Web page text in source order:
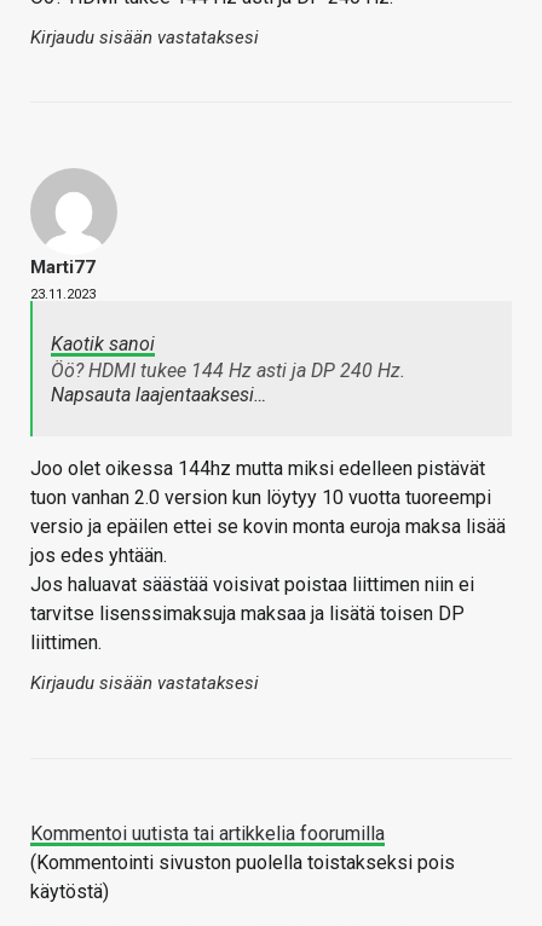
Kirjaudu sisään vastataksesi
Marti77
23.11.2023
Kaotik sanoi
Öö? HDMI tukee 144 Hz asti ja DP 240 Hz.
Napsauta laajentaaksesi…
Joo olet oikessa 144hz mutta miksi edelleen pistävät
tuon vanhan 2.0 version kun löytyy 10 vuotta tuoreempi
versio ja epäilen ettei se kovin monta euroja maksa lisää
jos edes yhtään.
Jos haluavat säästää voisivat poistaa liittimen niin ei
tarvitse lisenssimaksuja maksaa ja lisätä toisen DP
liittimen.
Kirjaudu sisään vastataksesi
Kommentoi uutista tai artikkelia foorumilla
(Kommentointi sivuston puolella toistakseksi pois
käytöstä)